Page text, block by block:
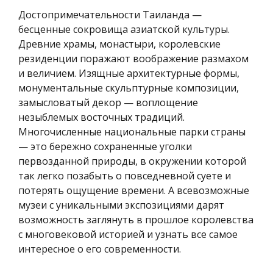
Достопримечательности Таиланда —
бесценные сокровища азиатской культуры.
Древние храмы, монастыри, королевские
резиденции поражают воображение размахом
и величием. Изящные архитектурные формы,
монументальные скульптурные композиции,
замысловатый декор — воплощение
незыблемых восточных традиций.
Многочисленные национальные парки страны
— это бережно сохраненные уголки
первозданной природы, в окружении которой
так легко позабыть о повседневной суете и
потерять ощущение времени. А всевозможные
музеи с уникальными экспозициями дарят
возможность заглянуть в прошлое королевства
с многовековой историей и узнать все самое
интересное о его современности.